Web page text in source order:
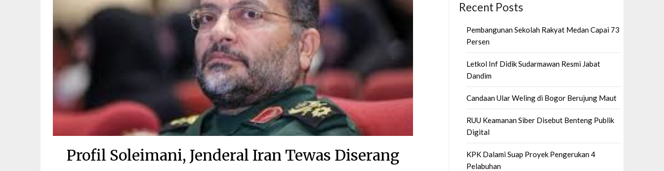
Profil Soleimani, Jenderal Iran Tewas Diserang
Recent Posts
Pembangunan Sekolah Rakyat Medan Capai 73
Persen
Letkol Inf Didik Sudarmawan Resmi Jabat
Dandim
Candaan Ular Weling di Bogor Berujung Maut
RUU Keamanan Siber Disebut Benteng Publik
Digital
KPK Dalami Suap Proyek Pengerukan 4
Pelabuhan